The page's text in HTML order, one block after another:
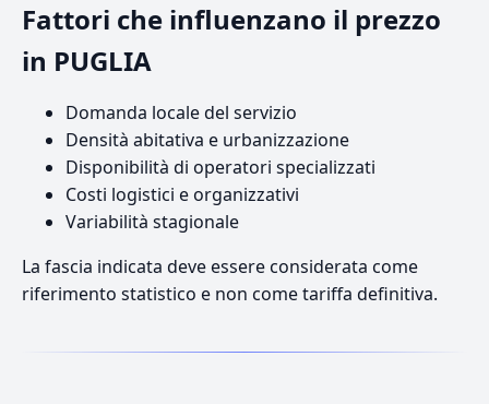
Fattori che influenzano il prezzo
in PUGLIA
Domanda locale del servizio
Densità abitativa e urbanizzazione
Disponibilità di operatori specializzati
Costi logistici e organizzativi
Variabilità stagionale
La fascia indicata deve essere considerata come
riferimento statistico e non come tariffa definitiva.